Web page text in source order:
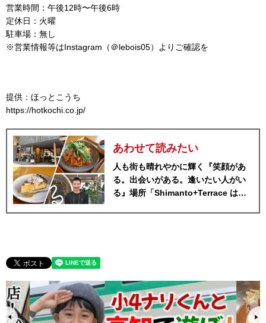
営業時間：午後12時〜午後6時
定休日：火曜
駐車場：無し
※営業情報等はInstagram（＠lebois05）よりご確認を
提供：ほっとこうち
https://hotkochi.co.jp/
あわせて読みたい
人も街も晴れやかに輝く『笑顔があ
る。出会いがある。逢いたい人がい
る』場所「Shimanto+Terrace はれ